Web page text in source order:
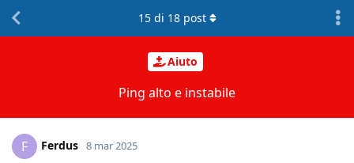
Aiuto
Ping alto e instabile
15di 18post
F Ferdus 8 mar 2025